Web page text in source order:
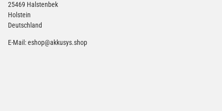
25469 Halstenbek
Holstein
Deutschland
E-Mail:eshop@akkusys.shop